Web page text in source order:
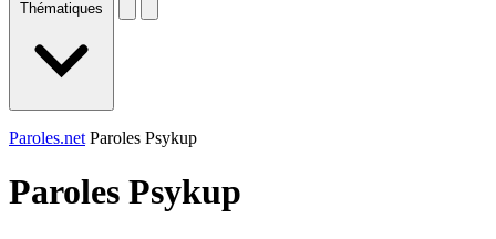
Thématiques
Paroles.net Paroles Psykup
Paroles Psykup